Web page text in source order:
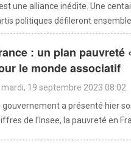
une alliance inédite. Une
politiques défileront
: un plan
le monde associatif
mardi, 19 septembre 2023 08:02
gouvernement a présenté hier
de l’Insee, la pauvreté en